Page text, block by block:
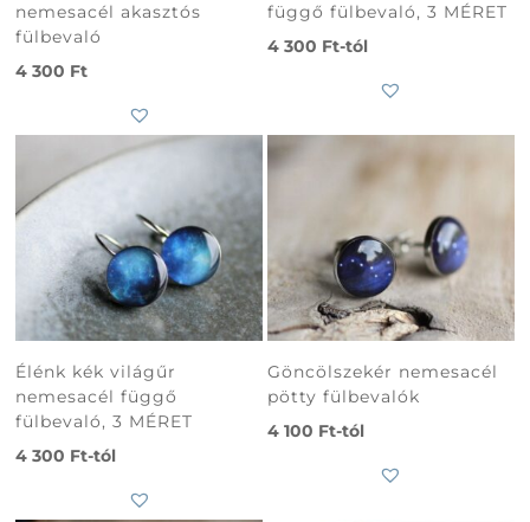
nemesacél akasztós
fülbevaló
4 300 Ft
függő fülbevaló, 3 MÉRET
4 300 Ft-tól
Élénk kék világűr
nemesacél függő
fülbevaló, 3 MÉRET
4 300 Ft-tól
Göncölszekér nemesacél
pötty fülbevalók
4 100 Ft-tól